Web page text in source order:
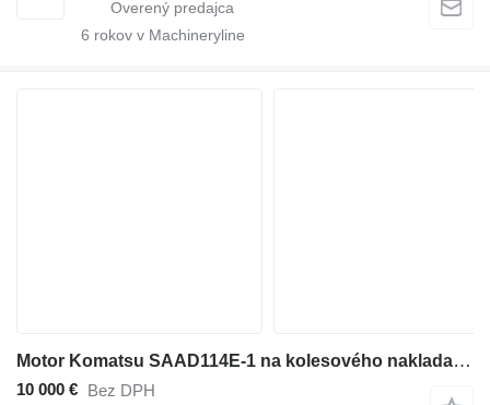
6 rokov v Machineryline
Motor Komatsu SAAD114E-1 na kolesového nakladača Komatsu WA320
10 000 € Bez DPH